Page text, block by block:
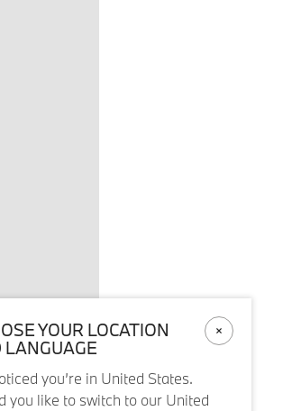
YOUR LOCATION
LANGUAGE
you’re in United States.
you like to switch to our United